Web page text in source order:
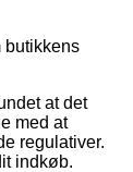
butikkens
at det
med at
regulativer.
indkøb.